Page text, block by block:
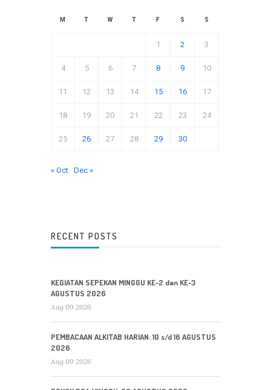
M T W T F S S
1 2 3
4 5 6 7 8 9 10
11 12 13 14 15 16 17
18 19 20 21 22 23 24
25 26 27 28 29 30
« Oct Dec »
RECENT POSTS
KEGIATAN SEPEKAN MINGGU KE-2 dan KE-3
AGUSTUS 2026
Aug 09 2026
PEMBACAAN ALKITAB HARIAN: 10 s/d 16 AGUSTUS
2026
Aug 09 2026